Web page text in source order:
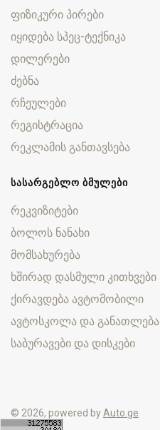
ფიზიკური პირები
იყიდება სპეც-ტექნიკა
დილერები
ძებნა
რჩეულები
რეგისტრაცია
რეკლამის განთავსება
ᲡᲐᲡᲐᲠᲒᲔᲑᲚᲝ ᲑᲛᲣᲚᲔᲑᲘ
რეკვიზიტები
ბოლოს ნანახი
მომსახურება
ხშირად დასმული კითხვები
ქირავდება ავტომობილი
ავტოსკოლა და განათლება
საბურავები და დისკები
© 2026, powered byAuto.ge